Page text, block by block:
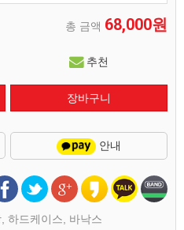
총 금액 68,000원
추천
안내
하드케이스 바낙스